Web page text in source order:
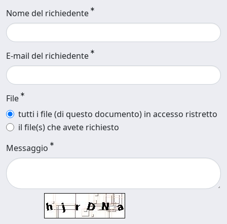
Nome del richiedente
E-mail del richiedente
File
tutti i file (di questo documento) in accesso ristretto
il file(s) che avete richiesto
Messaggio